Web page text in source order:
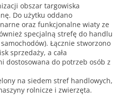
obszar targowiska
Do użytku oddano
oraz funkcjonalne wiaty ze
specjalną strefę do handlu
Łącznie stworzono
sprzedaży, a cała
dostosowana do potrzeb osób z
na siedem stref handlowych,
rolnicze i zwierzęta.